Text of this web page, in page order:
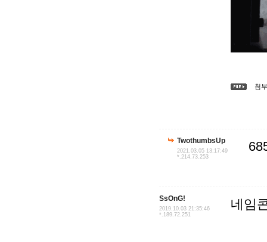
첨
TwothumbsUp
2021.03.05 13:17:49
*.214.73.253
SsOnG!
2019.10.03 21:35:46
*.189.72.251
네임